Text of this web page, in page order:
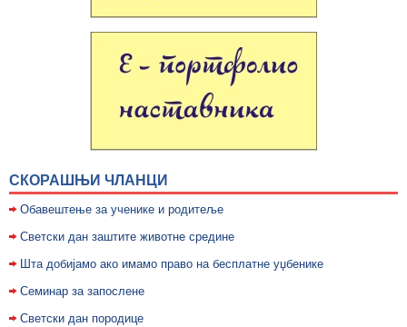
СКОРАШЊИ ЧЛАНЦИ
Обавештење за ученике и родитеље
Светски дан заштите животне средине
Шта добијамо ако имамо право на бесплатне уџбенике
Семинар за запослене
Светски дан породице